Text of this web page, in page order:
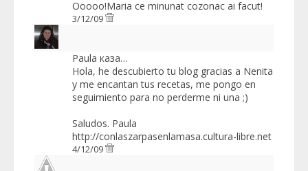
Ooooo!Maria ce minunat cozonac ai facut!
3/12/09
Paula каза…
Hola, he descubierto tu blog gracias a Nenita
y me encantan tus recetas, me pongo en
seguimiento para no perderme ni una ;)
Saludos. Paula
http://conlaszarpasenlamasa.cultura-libre.net
4/12/09